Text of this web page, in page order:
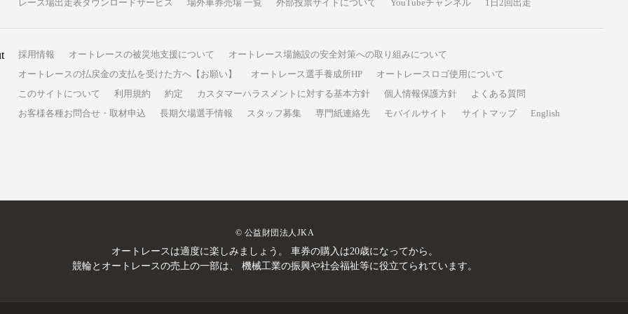
レース場出走表ダウンロードサービス 場外車券売場 一覧 外部投票サイトについて YouTubeチャンネル 1日2回出走
採用情報 オートレースの被災地支援について
オートレース場施設の安全対策への取り組みについて
オートレースの払戻金の支払を受けた方へ【お願い】
オートレース選手養成所HP
オートレースロゴ使用について
このサイトについて
利用規約 約定 カスタマーハラスメントに対する基本方針 個人情報保護方針
よくある質問
お客様各種お問合せ・取材申込
長期欠場選手情報 スタッフ募集 専門紙連絡先 モバイルサイト サイトマップ English
© 公益財団法人JKA
オートレースは適度に楽しみましょう。
車券の購入は20歳になってから。
競輪とオートレースの売上の一部は、
機械工業の振興や社会福祉等に役立てられています。